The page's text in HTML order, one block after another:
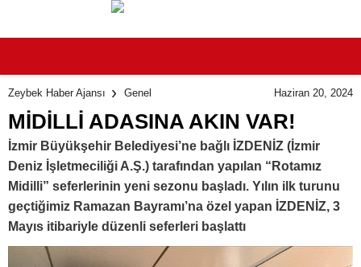
Zeybek Haber Ajansı Genel Haziran 20, 2024
MİDİLLİ ADASINA AKIN VAR!
İzmir Büyükşehir Belediyesi’ne bağlı İZDENİZ (İzmir
Deniz İşletmeciliği A.Ş.) tarafından yapılan “Rotamız
Midilli” seferlerinin yeni sezonu başladı. Yılın ilk turunu
geçtiğimiz Ramazan Bayramı’na özel yapan İZDENİZ, 3
Mayıs itibariyle düzenli seferleri başlattı